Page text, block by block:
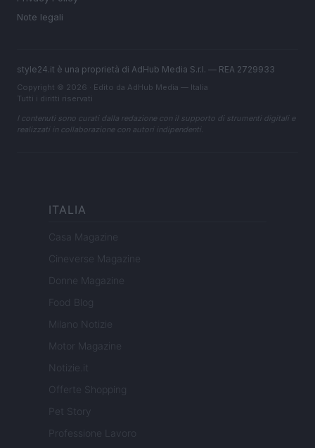
Note legali
style24.it è una proprietà di AdHub Media S.r.l. — REA 2729933
Copyright © 2026 · Edito da AdHub Media — Italia
Tutti i diritti riservati
I contenuti sono curati dalla redazione con il supporto di strumenti digitali e
realizzati in collaborazione con autori indipendenti.
ITALIA
Casa Magazine
Cineverse Magazine
Donne Magazine
Food Blog
Milano Notizie
Motor Magazine
Notizie.it
Offerte Shopping
Pet Story
Professione Lavoro